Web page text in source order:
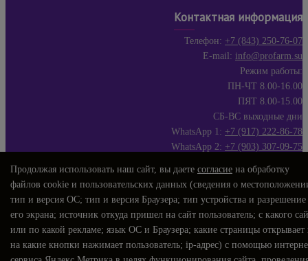
Контактная информация
Телефон: +7 (843) 250-76-07
E-mail: info@profarm.su
Режим работы:
ПН-ЧТ 8.00-16.00
ПЯТ 8.00-15.00
СБ-ВС выходные дни
WhatsApp 1: +7 (917) 222-86-78
WhatsApp 2: +7 (903) 307-09-75
Продолжая использовать наш сайт, вы даете согласие на обработку
файлов cookie и пользовательских данных (сведения о
тип и версия ОС; тип и версия Браузера; тип устройства и разрешение
его экрана; источник откуда пришел на сайт пользователь; с какого
или по какой рекламе; язык ОС и Браузера; какие страницы открывает
на какие кнопки нажимает пользователь; ip-адрес) с помощью